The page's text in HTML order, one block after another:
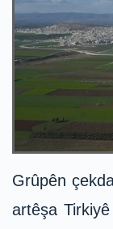
Grûpên
artêşa